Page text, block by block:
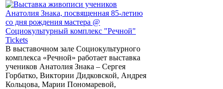
Tickets
В выставочном зале Социокультурного
комплекса «Речной» работает выставка
учеников Анатолия Знака – Сергея
Горбатко, Виктории Дидковской, Андрея
Кольцова, Марии Пономаревой,